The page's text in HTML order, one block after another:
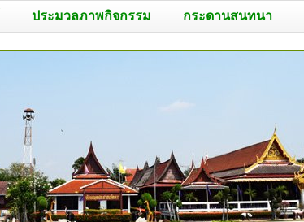
ประมวลภาพกิจกรรม กระดานสนทนา